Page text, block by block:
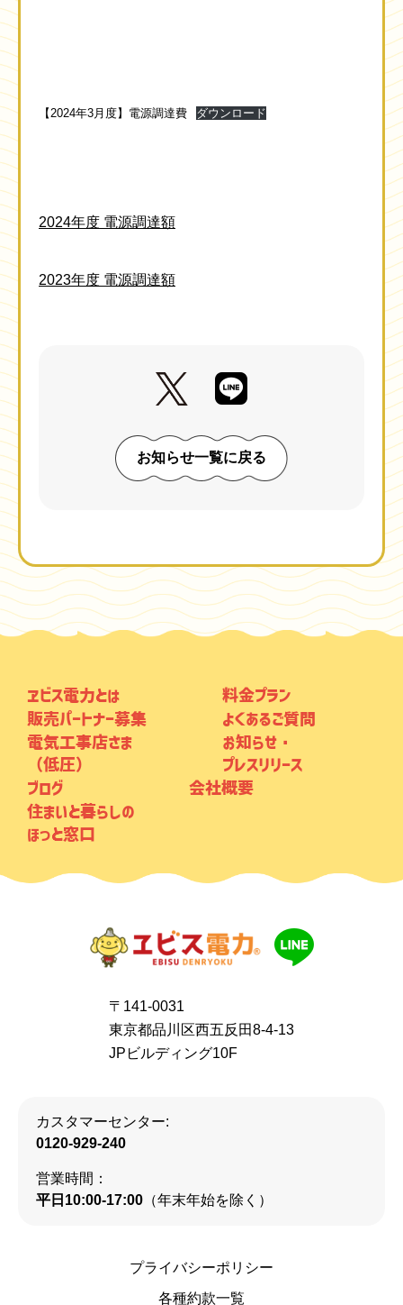
【2024年3月度】電源調達費 ダウンロード
2024年度 電源調達額
2023年度 電源調達額
お知らせ一覧に戻る
ヱビス電力とは
料金プラン
販売パートナー募集
よくあるご質問
電気工事店さま
（低圧）
お知らせ・
プレスリリース
ブログ
会社概要
住まいと暮らしの
ほっと窓口
〒141-0031
東京都品川区西五反田8-4-13
JPビルディング10F
カスタマーセンター:
0120-929-240
営業時間：
平日10:00-17:00 （年末年始を除く）
プライバシーポリシー
各種約款一覧